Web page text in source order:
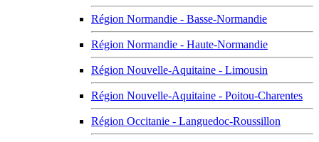
Région Normandie - Basse-Normandie
Région Normandie - Haute-Normandie
Région Nouvelle-Aquitaine - Limousin
Région Nouvelle-Aquitaine - Poitou-Charentes
Région Occitanie - Languedoc-Roussillon